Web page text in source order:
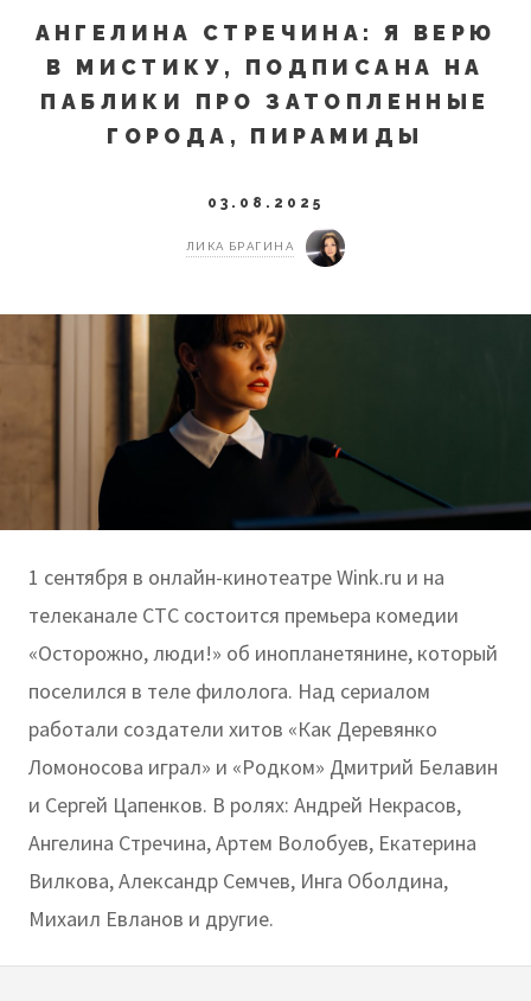
АНГЕЛИНА СТРЕЧИНА: Я ВЕРЮ
В МИСТИКУ, ПОДПИСАНА НА
ПАБЛИКИ ПРО ЗАТОПЛЕННЫЕ
ГОРОДА, ПИРАМИДЫ
03.08.2025
ЛИКА БРАГИНА
1 сентября в онлайн-кинотеатре Wink.ru и на
телеканале СТС состоится премьера комедии
«Осторожно, люди!» об инопланетянине, который
поселился в теле филолога. Над сериалом
работали создатели хитов «Как Деревянко
Ломоносова играл» и «Родком» Дмитрий Белавин
и Сергей Цапенков. В ролях: Андрей Некрасов,
Ангелина Стречина, Артем Волобуев, Екатерина
Вилкова, Александр Семчев, Инга Оболдина,
Михаил Евланов и другие.